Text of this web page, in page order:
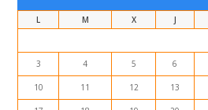
L M X J
3 4 5 6
10 11 12 13
17 18 19 20